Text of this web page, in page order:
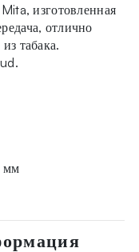
изготовленная
отлично
табака.
мм